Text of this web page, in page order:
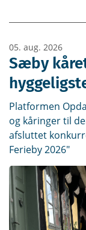
05. aug. 2026
Sæby
Platformen
og kåringer til
afsluttet
Ferieby 2026"